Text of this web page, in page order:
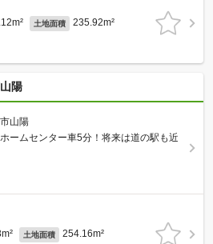
土地面積 235.92m²
陽
山陽
ームセンター車5分！将来は道の駅も近
土地面積 254.16m²